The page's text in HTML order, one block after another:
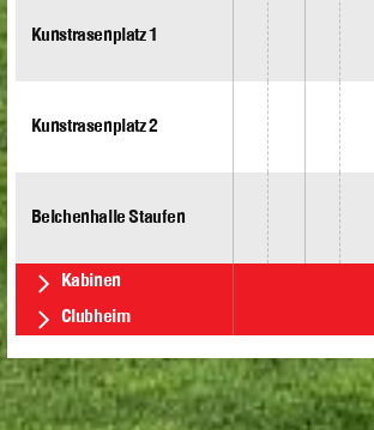
Kunstrasenplatz 1
Kunstrasenplatz 2
Belchenhalle Staufen
Kabinen
Clubheim